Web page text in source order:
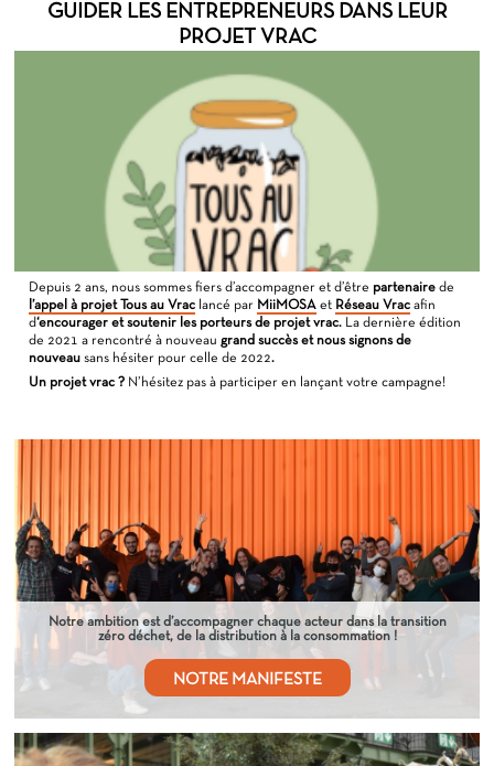
GUIDER LES ENTREPRENEURS DANS LEUR
PROJET VRAC
Depuis 2 ans, nous sommes fiers d’accompagner et d’être partenaire de
l’appel à projet Tous au Vrac lancé par MiiMOSA et Réseau Vrac afin
d‘encourager et soutenir les porteurs de projet vrac. La dernière édition
de 2021 a rencontré à nouveau grand succès et nous signons de
nouveau sans hésiter pour celle de 2022.
Un projet vrac ? N’hésitez pas à participer en lançant votre campagne!
NOTRE MANIFESTE
Notre ambition est d’accompagner chaque acteur dans la transition
zéro déchet, de la distribution à la consommation !